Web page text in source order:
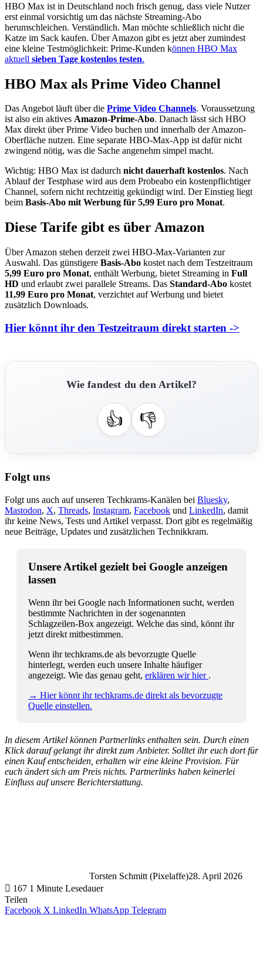
HBO Max ist in Deutschland noch frisch genug, dass viele Nutzer
erst einmal vorsichtig um das nächste Streaming-Abo
herumschleichen. Verständlich. Man möchte schließlich nicht die
Katze im Sack kaufen. Über Amazon gibt es jetzt aber zumindest
eine kleine Testmöglichkeit: Prime-Kunden können HBO Max
aktuell sieben Tage kostenlos testen.
HBO Max als Prime Video Channel
Das Angebot läuft über die Prime Video Channels. Voraussetzung
ist also ein aktives Amazon-Prime-Abo. Danach lässt sich HBO
Max direkt über Prime Video buchen und innerhalb der Amazon-
Oberfläche nutzen. Eine separate HBO-Max-App ist dafür nicht
zwingend nötig, was die Sache angenehm simpel macht.
Wichtig: HBO Max ist dadurch nicht dauerhaft kostenlos. Nach
Ablauf der Testphase wird aus dem Probeabo ein kostenpflichtiger
Channel, sofern nicht rechtzeitig gekündigt wird. Der Einstieg liegt
beim Basis-Abo mit Werbung für 5,99 Euro pro Monat.
Diese Tarife gibt es über Amazon
Über Amazon stehen derzeit zwei HBO-Max-Varianten zur
Auswahl. Das günstigere Basis-Abo kostet nach dem Testzeitraum
5,99 Euro pro Monat, enthält Werbung, bietet Streaming in Full
HD und erlaubt zwei parallele Streams. Das Standard-Abo kostet
11,99 Euro pro Monat, verzichtet auf Werbung und bietet
zusätzlich Downloads.
Hier könnt ihr den Testzeitraum direkt starten ->
Wie fandest du den Artikel?
👍 👎
Folgt uns
Folgt uns auch auf unseren Techkrams-Kanälen bei Bluesky,
Mastodon, X, Threads, Instagram, Facebook und LinkedIn, damit
ihr keine News, Tests und Artikel verpasst. Dort gibt es regelmäßig
neue Beiträge, Updates und zusätzlichen Technikkram.
Unsere Artikel gezielt bei Google anzeigen
lassen
Wenn ihr bei Google nach Informationen sucht, werden
bestimmte Nachrichten in der sogenannten
Schlagzeilen-Box angezeigt. Welche das sind, könnt ihr
jetzt direkt mitbestimmen.
Wenn ihr techkrams.de als bevorzugte Quelle
hinterlegt, werden euch unsere Inhalte häufiger
angezeigt. Wie das genau geht, erklären wir hier .
→ Hier könnt ihr techkrams.de direkt als bevorzugte
Quelle einstellen.
In diesem Artikel können Partnerlinks enthalten sein. Durch einen
Klick darauf gelangt ihr direkt zum Anbieter. Solltet ihr euch dort für
einen Kauf entscheiden, erhalten wir eine kleine Provision. Für
euch ändert sich am Preis nichts. Partnerlinks haben keinerlei
Einfluss auf unsere Berichterstattung.
Torsten Schmitt (Pixelaffe)28. April 2026
167 1 Minute Lesedauer
Teilen
Facebook X LinkedIn WhatsApp Telegram